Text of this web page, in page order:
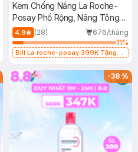
Kem Chống Nắng La Roche-
Posay Phổ Rộng, Nâng Tông
Kiềm Dầu 50ml
4.9 (28)
676/tháng
11%
Bill La roche-posay 399K Tặng
(SL có hạn)
-38%